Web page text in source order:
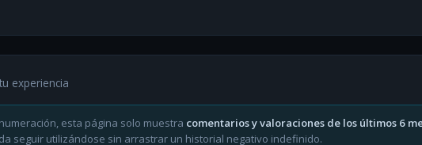
experiencia
esta página solo muestra comentarios y valoraciones de los últimos 6
seguir utilizándose sin arrastrar un historial negativo indefinido.